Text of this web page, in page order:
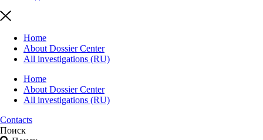
Home
About Dossier Center
All investigations (RU)
Home
About Dossier Center
All investigations (RU)
Contacts
Поиск